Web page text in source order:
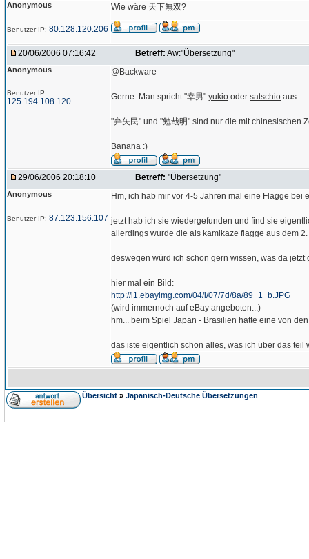
Anonymous
Benutzer IP: 80.128.120.206
Wie wäre 天下無双?
20/06/2006 07:16:42 Betreff: Aw:"Übersetzung"
Anonymous
Benutzer IP:
125.194.108.120
@Backware
Gerne. Man spricht "幸男" yukio oder satschio aus.
"弁矢民" und "勉哉明" sind nur die mit chinesischen
Banana :)
29/06/2006 20:18:10 Betreff: "Übersetzung"
Anonymous
Benutzer IP: 87.123.156.107
Hm, ich hab mir vor 4-5 Jahren mal eine Flagge bei
jetzt hab ich sie wiedergefunden und find sie
allerdings wurde die als kamikaze flagge aus dem
deswegen würd ich schon gern wissen, was da
hier mal ein Bild:
http://i1.ebayimg.com/04/i/07/7d/8a/89_1_b.JPG
(wird immernoch auf eBay angeboten...)
hm... beim Spiel Japan - Brasilien hatte eine von
das iste eigentlich schon alles, was ich über das teil
Übersicht » Japanisch-Deutsche Übersetzungen